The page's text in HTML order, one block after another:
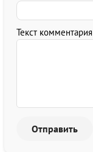
Текст комментария